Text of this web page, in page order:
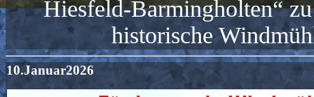
Hiesfeld-Barmingholten“
historische
10.Januar2026